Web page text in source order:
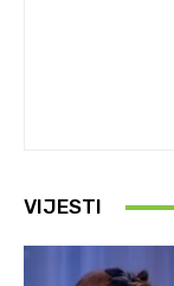
VIJESTI